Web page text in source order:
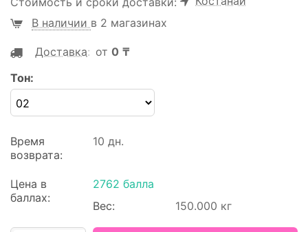
В наличии в 2 магазинах
Доставка: от 0 ₸
Тон:
Время
возврата:
10 дн.
Цена в
баллах:
2762 балла
Вес:
150.000 кг